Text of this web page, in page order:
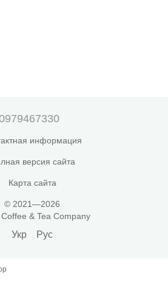
информация
версия сайта
Карта сайта
© 2021—2026
& Tea Company
Укр Рус